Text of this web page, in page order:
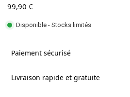
99,90 €
Disponible - Stocks limités
Paiement sécurisé
Livraison rapide et gratuite